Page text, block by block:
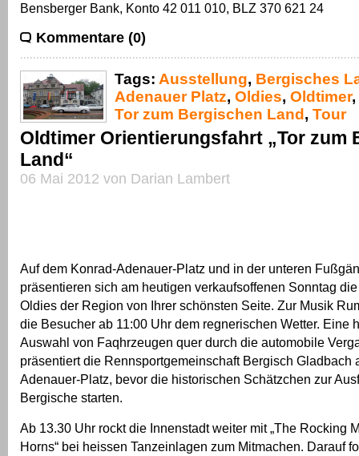
Bensberger Bank, Konto 42 011 010, BLZ 370 621 24
Kommentare (0)
Tags: Ausstellung, Bergisches
Adenauer Platz, Oldies, Oldtimer,
Tor zum Bergischen Land , Tour
Oldtimer Orientierungsfahrt „Tor zum
Land“
06 Mai 2012 von Darian Lambert
Auf dem Konrad-Adenauer-Platz und in der unteren
präsentieren sich am heutigen verkaufsoffenen Sonntag
Oldies der Region von Ihrer schönsten Seite. Zur Musik
die Besucher ab 11:00 Uhr dem regnerischen Wetter. Eine
Auswahl von Faqhrzeugen quer durch die automobile
präsentiert die Rennsportgemeinschaft Bergisch Gladbach
Adenauer-Platz, bevor die historischen Schätzchen zur
Bergische starten.
Ab 13.30 Uhr rockt die Innenstadt weiter mit „The Rocking
Horns“ bei heissen Tanzeinlagen zum Mitmachen. Darauf